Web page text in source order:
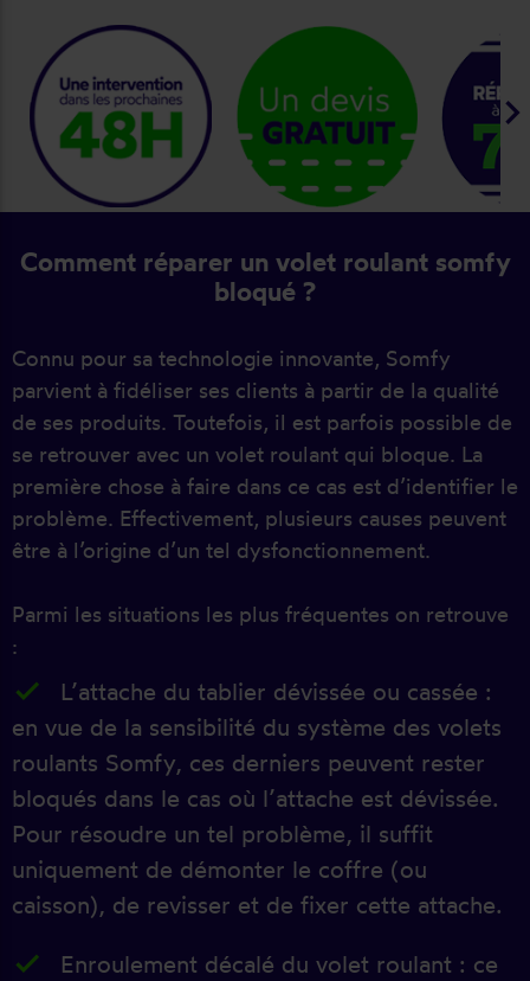
Comment réparer un volet roulant somfy
bloqué ?
Connu pour sa technologie innovante, Somfy
parvient à fidéliser ses clients à partir de la qualité
de ses produits. Toutefois, il est parfois possible de
se retrouver avec un volet roulant qui bloque. La
première chose à faire dans ce cas est d’identifier le
problème. Effectivement, plusieurs causes peuvent
être à l’origine d’un tel dysfonctionnement.
Parmi les situations les plus fréquentes on retrouve
:
L’attache du tablier dévissée ou cassée :
en vue de la sensibilité du système des volets
roulants Somfy, ces derniers peuvent rester
bloqués dans le cas où l’attache est dévissée.
Pour résoudre un tel problème, il suffit
uniquement de démonter le coffre (ou
caisson), de revisser et de fixer cette attache.
Enroulement décalé du volet roulant : ce